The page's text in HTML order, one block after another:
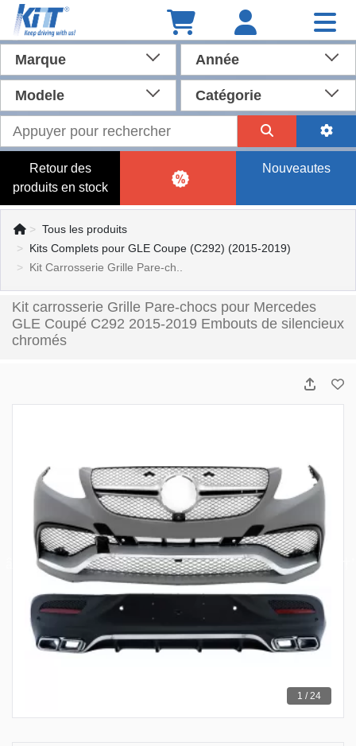
Marque Année
Modele Catégorie
Retour des
produits en stock
Nouveautes
Tous les produits
Kits Complets pour GLE Coupe (C292) (2015-2019)
Kit Carrosserie Grille Pare-ch..
Kit carrosserie Grille Pare-chocs pour Mercedes
GLE Coupé C292 2015-2019 Embouts de silencieux
chromés
1 / 24